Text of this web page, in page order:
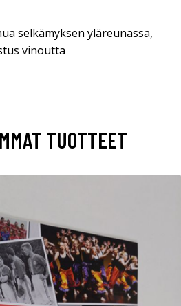
selkämyksen yläreunassa,
vinoutta
TUOTTEET